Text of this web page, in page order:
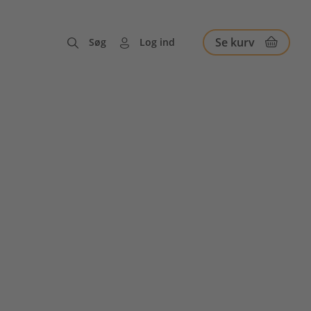
Søg Log ind Se kurv